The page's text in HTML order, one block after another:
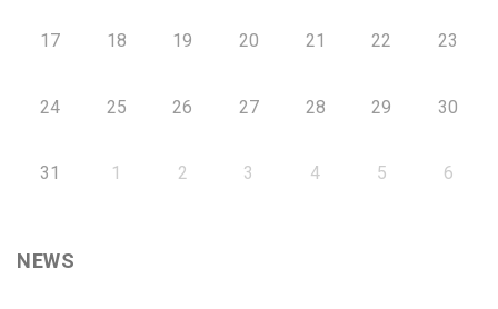
17 18 19 20 21 22 23
24 25 26 27 28 29 30
31 1 2 3 4 5 6
NEWS